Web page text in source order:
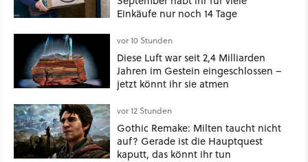
Einkäufe nur noch 14 Tage
vor 10 Stunden
Diese Luft war seit 2,4 Milliarden
Jahren im Gestein eingeschlossen –
jetzt könnt ihr sie atmen
vor 12 Stunden
Gothic Remake: Milten taucht nicht
auf? Gerade ist die Hauptquest
kaputt, das könnt ihr tun